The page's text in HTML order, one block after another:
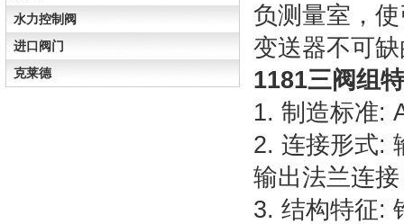
水力控制阀
进口阀门
克莱德
负测量室，
变送器不可
1181三阀组
1. 制造标准:
2. 连接形式:
输出法兰连接
3. 结构特征: